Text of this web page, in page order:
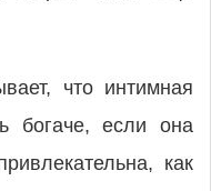
что интимная
богаче, если она
как